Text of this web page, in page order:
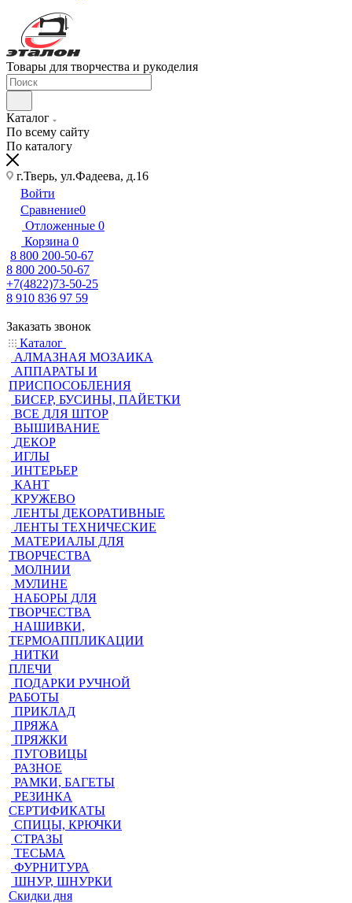
Товары для творчества и рукоделия
Каталог
По всему сайту
По каталогу
г.Тверь, ул.Фадеева, д.16
Войти
Сравнение0
Отложенные 0
Корзина 0
8 800 200-50-67
8 800 200-50-67
+7(4822)73-50-25
8 910 836 97 59
Заказать звонок
Каталог
АЛМАЗНАЯ МОЗАИКА
АППАРАТЫ И
ПРИСПОСОБЛЕНИЯ
БИСЕР, БУСИНЫ, ПАЙЕТКИ
ВСЕ ДЛЯ ШТОР
ВЫШИВАНИЕ
ДЕКОР
ИГЛЫ
ИНТЕРЬЕР
КАНТ
КРУЖЕВО
ЛЕНТЫ ДЕКОРАТИВНЫЕ
ЛЕНТЫ ТЕХНИЧЕСКИЕ
МАТЕРИАЛЫ ДЛЯ
ТВОРЧЕСТВА
МОЛНИИ
МУЛИНЕ
НАБОРЫ ДЛЯ
ТВОРЧЕСТВА
НАШИВКИ,
ТЕРМОАППЛИКАЦИИ
НИТКИ
ПЛЕЧИ
ПОДАРКИ РУЧНОЙ
РАБОТЫ
ПРИКЛАД
ПРЯЖА
ПРЯЖКИ
ПУГОВИЦЫ
РАЗНОЕ
РАМКИ, БАГЕТЫ
РЕЗИНКА
СЕРТИФИКАТЫ
СПИЦЫ, КРЮЧКИ
СТРАЗЫ
ТЕСЬМА
ФУРНИТУРА
ШНУР, ШНУРКИ
Скидки дня